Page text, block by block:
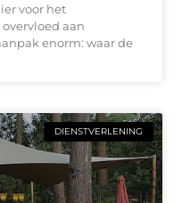
voor het
aan
enorm: waar de
DIENSTVERLENING